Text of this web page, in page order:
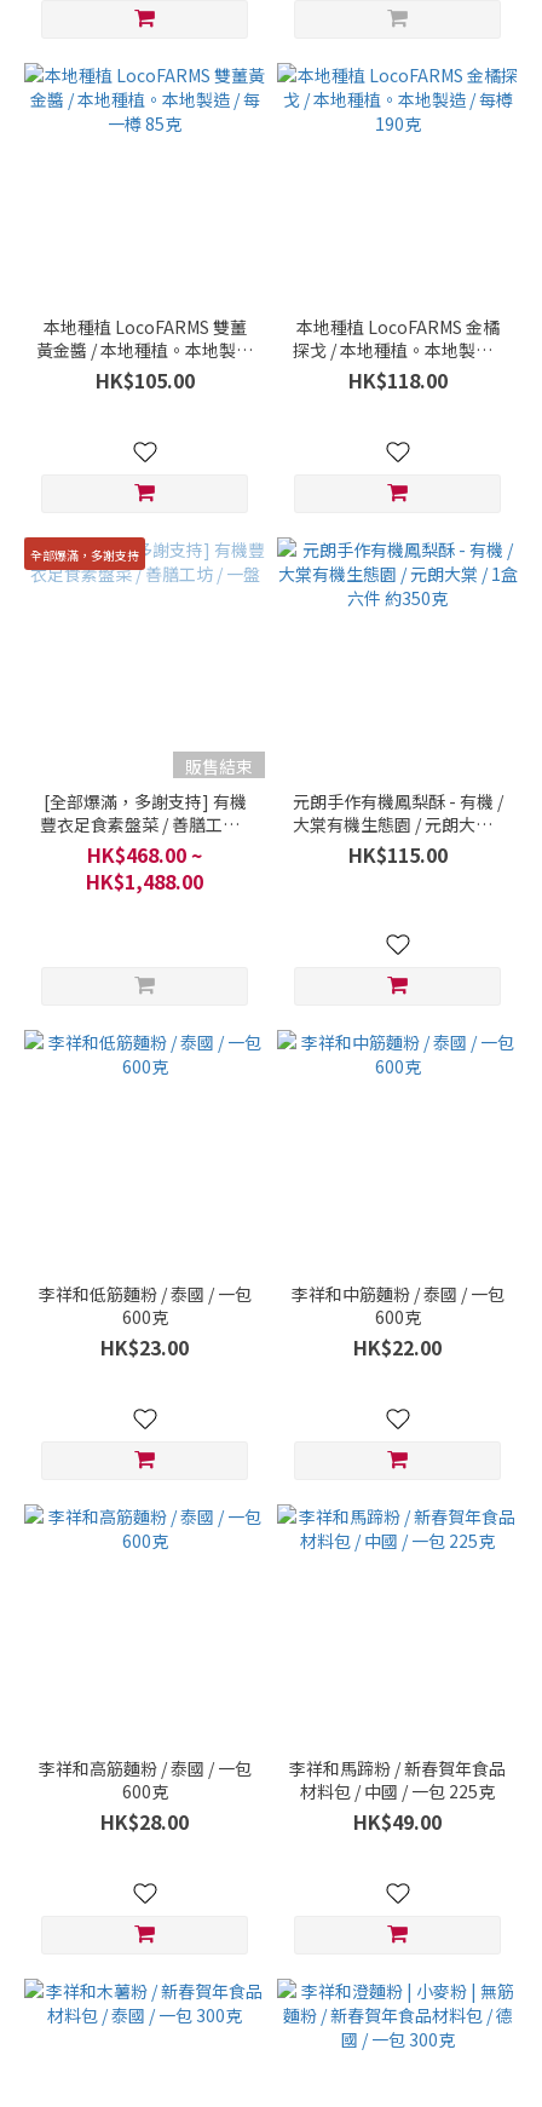
本地種植 LocoFARMS 雙薑
黃金醬 / 本地種植。本地製造
/ 每一樽 85克
HK$105.00
本地種植 LocoFARMS 金橘
探戈 / 本地種植。本地製造 /
每樽 190克
HK$118.00
全部爆滿，多謝支持
販售結束
[全部爆滿，多謝支持] 有機
豐衣足食素盤菜 / 善膳工坊 /
一盤
HK$468.00 ~
HK$1,488.00
元朗手作有機鳳梨酥 - 有機 /
大棠有機生態園 / 元朗大棠 /
1盒 六件 約350克
HK$115.00
李祥和低筋麵粉 / 泰國 / 一包
600克
HK$23.00
李祥和中筋麵粉 / 泰國 / 一包
600克
HK$22.00
李祥和高筋麵粉 / 泰國 / 一包
600克
HK$28.00
李祥和馬蹄粉 / 新春賀年食品
材料包 / 中國 / 一包 225克
HK$49.00